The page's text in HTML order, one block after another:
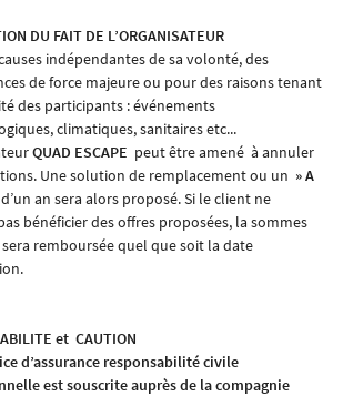
DU FAIT DE L’ORGANISATEUR
indépendantes de sa volonté, des
de force majeure ou pour des raisons tenant
des participants : événements
climatiques, sanitaires etc...
QUAD ESCAPE peut être amené à annuler
Une solution de remplacement ou un » A
d’un an sera alors proposé. Si le client ne
bénéficier des offres proposées, la sommes
remboursée quel que soit la date
et CAUTION
d’assurance responsabilité civile
est souscrite auprès de la compagnie